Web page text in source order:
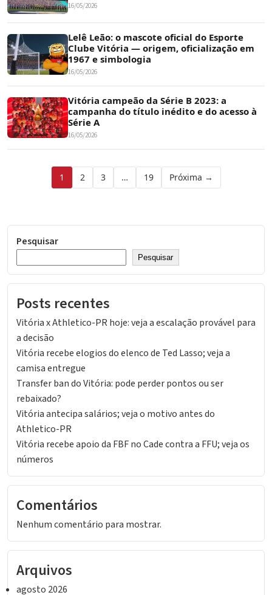
16/05/2026
Lelê Leão: o mascote oficial do Esporte
Clube Vitória — origem, oficialização em
1967 e simbologia
16/05/2026
Vitória campeão da Série B 2023: a
campanha do título inédito e do acesso à
Série A
16/05/2026
Paginação
posts
1 2 3 … 19 Próxima →
Pesquisar
Pesquisar
Posts recentes
Vitória x Athletico-PR hoje: veja a escalação provável para
a decisão
Vitória recebe elogios do elenco de Ted Lasso; veja a
camisa entregue
Transfer ban do Vitória: pode perder pontos ou ser
rebaixado?
Vitória antecipa salários; veja o motivo antes do
Athletico-PR
Vitória recebe apoio da FBF no Cade contra a FFU; veja os
números
Comentários
Nenhum comentário para mostrar.
Arquivos
agosto 2026